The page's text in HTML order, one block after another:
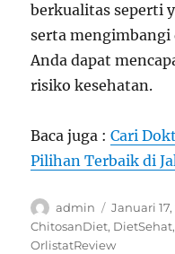
berkualitas seperti
serta mengimbangi
Anda dapat
risiko kesehatan.
Baca juga :Cari
Pilihan Terbaik di
Author
admin
Posted
on
Januari 17,
ChitosanDiet, DietSehat,
OrlistatReview